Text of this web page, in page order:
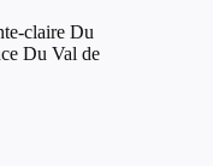
claire Du
Du Val de